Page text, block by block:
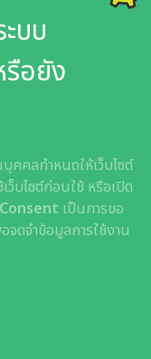
บบ
อยัง
คคลกำหนดให้เว็บไซต์
บไซต์ก่อนใช้ หรือเปิด
เป็นการขอ
ดจำข้อมูลการใช้งาน